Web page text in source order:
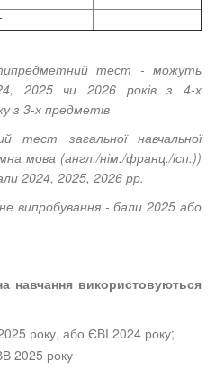
тест - можуть
2025 чи 2026 років з 4-х
з 3-х предметів
тест загальної навчальної
мова (англ./нім./франц./ісп.))
2024, 2025, 2026 рр.
випробування - бали 2025 або
навчання використовуються
року, або ЄВІ 2024 року;
2025 року